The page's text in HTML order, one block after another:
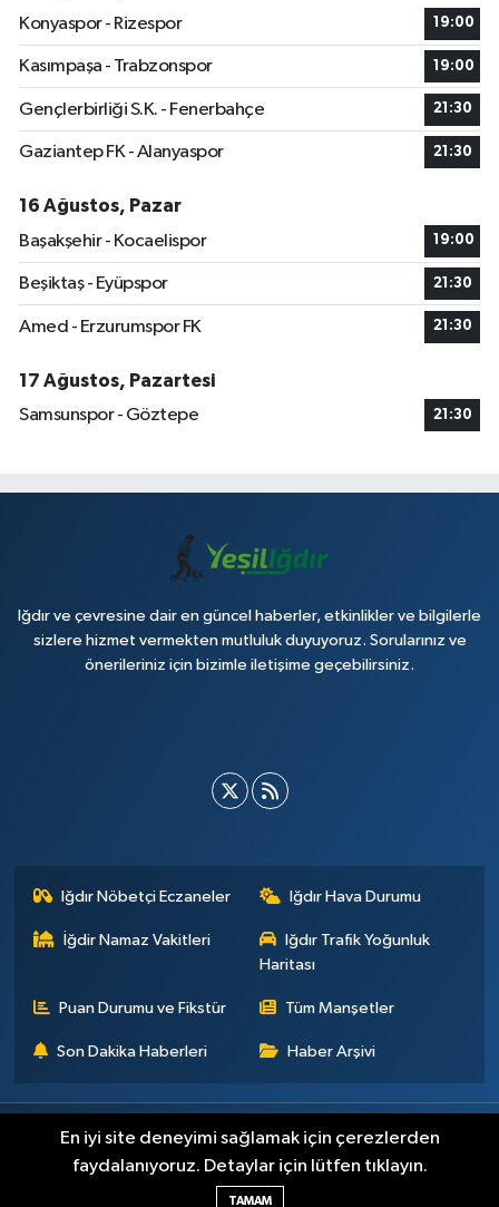
Konyaspor - Rizespor
19:00
Kasımpaşa - Trabzonspor 19:00
Gençlerbirliği S.K. - Fenerbahçe 21:30
Gaziantep FK - Alanyaspor 21:30
16 Ağustos, Pazar
Başakşehir - Kocaelispor
19:00
Beşiktaş - Eyüpspor 21:30
Amed - Erzurumspor FK 21:30
17 Ağustos, Pazartesi
Samsunspor - Göztepe
21:30
Iğdır ve çevresine dair en güncel haberler, etkinlikler ve bilgilerle
sizlere hizmet vermekten mutluluk duyuyoruz. Sorularınız ve
önerileriniz için bizimle iletişime geçebilirsiniz.
Iğdır Nöbetçi Eczaneler Iğdır Hava Durumu
İğdir Namaz Vakitleri
Iğdır Trafik Yoğunluk
Haritası
Puan Durumu ve Fikstür Tüm Manşetler
Son Dakika Haberleri Haber Arşivi
Künye İletişim Çerez Politikası Gizlilik ilkeleri
Haber Yazılımı:
En iyi site deneyimi sağlamak için çerezlerden
faydalanıyoruz. Detaylar için lütfen tıklayın.
TAMAM